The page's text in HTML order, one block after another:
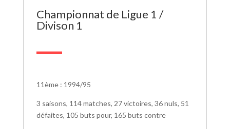
Championnat de Ligue 1 /
Divison 1
11ème : 1994/95
3 saisons, 114 matches, 27 victoires, 36 nuls, 51
défaites, 105 buts pour, 165 buts contre